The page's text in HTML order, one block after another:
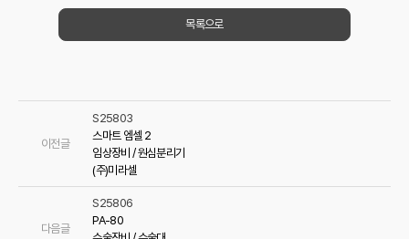
목록으로
이전글
S25803
스마트 엠셀 2
임상장비 / 원심분리기
(주)미라셀
다음글
S25806
PA-80